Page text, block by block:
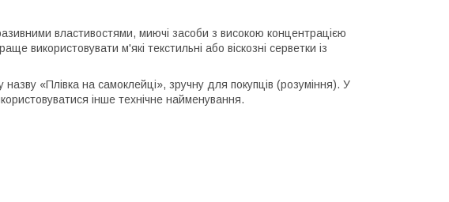
властивостями, миючі засоби з високою концентрацією
використовувати м'які текстильні або віскозні серветки із
«Плівка на самоклейці», зручну для покупців (розуміння). У
інше технічне найменування.